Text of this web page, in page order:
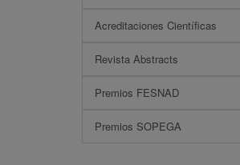
Acreditaciones Científicas
Revista Abstracts
Premios FESNAD
Premios SOPEGA